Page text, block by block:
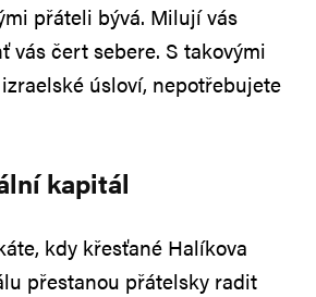
přáteli bývá. Milují vás
vás čert sebere. S takovými
úsloví, nepotřebujete
kapitál
kdy křesťané Halíkova
přestanou přátelsky radit